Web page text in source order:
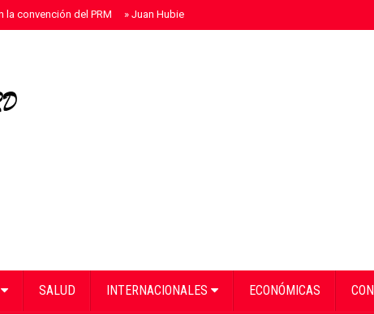
la convención del PRM » Juan Hubieres dice acuerdo en corredor Mella
SALUD INTERNACIONALES ECONÓMICAS